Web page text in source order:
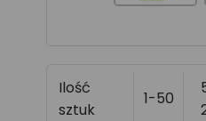
Ilość
sztuk
1-50